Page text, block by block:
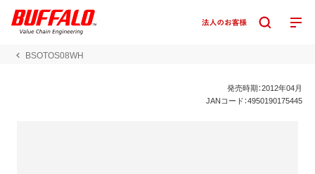
BSOTOS08WH
発売時期：2012年04月
JANコード：4950190175445